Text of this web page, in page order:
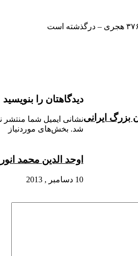
بزرگ ایرانی
اوحد الدین محمد
10 دسامبر , 2013
دیدگاهتان را بنویسید
نشانی ایمیل شما منتشر
شد. بخش‌های موردنیاز